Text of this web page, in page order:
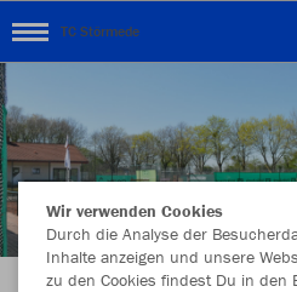
TC Störmede
Wir verwenden Cookies
Durch die Analyse der
Inhalte anzeigen und unsere
zu den Cookies findest Du in den